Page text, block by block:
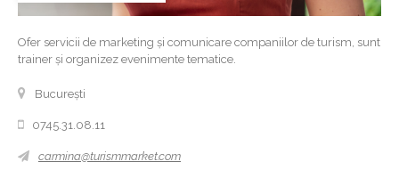
Ofer servicii de marketing și comunicare companiilor de turism, sunt
trainer și organizez evenimente tematice.
București
0745.31.08.11
carmina@turismmarket.com